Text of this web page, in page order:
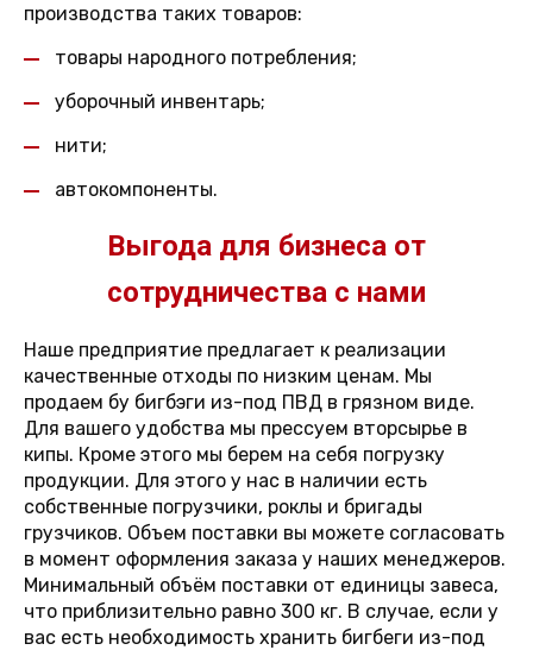
производства таких товаров:
товары народного потребления;
уборочный инвентарь;
нити;
автокомпоненты.
Выгода для бизнеса от
сотрудничества с нами
Наше предприятие предлагает к реализации
качественные отходы по низким ценам. Мы
продаем бу бигбэги из-под ПВД в грязном виде.
Для вашего удобства мы прессуем вторсырье в
кипы. Кроме этого мы берем на себя погрузку
продукции. Для этого у нас в наличии есть
собственные погрузчики, роклы и бригады
грузчиков. Объем поставки вы можете согласовать
в момент оформления заказа у наших менеджеров.
Минимальный объём поставки от единицы завеса,
что приблизительно равно 300 кг. В случае, если у
вас есть необходимость хранить бигбеги из-под